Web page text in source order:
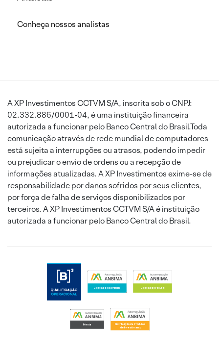
Conheça nossos analistas
A XP Investimentos CCTVM S/A, inscrita sob o CNPJ:
02.332.886/0001-04, é uma instituição financeira
autorizada a funcionar pelo Banco Central do Brasil.Toda
comunicação através de rede mundial de computadores
está sujeita a interrupções ou atrasos, podendo impedir
ou prejudicar o envio de ordens ou a recepção de
informações atualizadas. A XP Investimentos exime-se de
responsabilidade por danos sofridos por seus clientes,
por força de falha de serviços disponibilizados por
terceiros. A XP Investimentos CCTVM S/A é instituição
autorizada a funcionar pelo Banco Central do Brasil.